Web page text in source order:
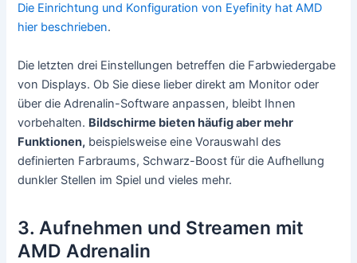
Die Einrichtung und Konfiguration von Eyefinity hat AMD
hier beschrieben.
Die letzten drei Einstellungen betreffen die Farbwiedergabe
von Displays. Ob Sie diese lieber direkt am Monitor oder
über die Adrenalin-Software anpassen, bleibt Ihnen
vorbehalten. Bildschirme bieten häufig aber mehr
Funktionen, beispielsweise eine Vorauswahl des
definierten Farbraums, Schwarz-Boost für die Aufhellung
dunkler Stellen im Spiel und vieles mehr.
3. Aufnehmen und Streamen mit
AMD Adrenalin